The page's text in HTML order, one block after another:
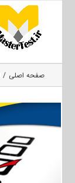
صفحه اصلی